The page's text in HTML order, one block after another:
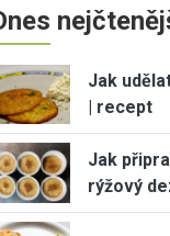
Jak
| recept
Jak
rýžový